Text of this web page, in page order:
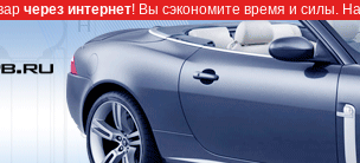
через интернет! Вы сэкономите время и силы.